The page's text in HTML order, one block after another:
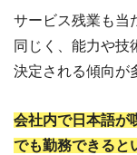
サービス残業も当
同じく、能力や技
決定される傾向が
会社内で日本語が
でも勤務できると